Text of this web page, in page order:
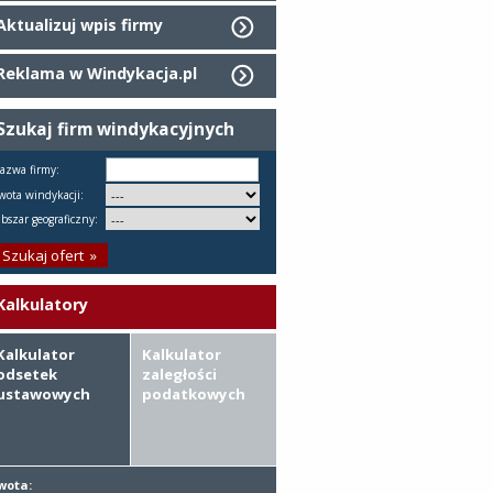
wpis firmy
w Windykacja.pl
firm windykacyjnych
firmy:
windykacji:
geograficzny:
Kalkulator
zaległości
podatkowych